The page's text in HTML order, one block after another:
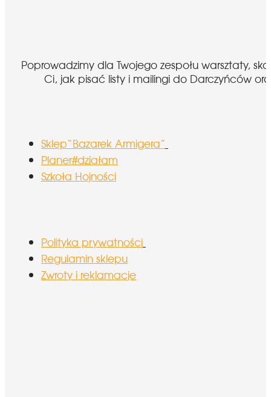
Poprowadzimy dla Twojego zespołu warsztaty,
Ci, jak pisać listy i mailingi do Darczyńców
Sklep“Bazarek Armigera”
Planer#działam
Szkoła Hojności
Polityka prywatności
Regulamin sklepu
Zwroty i reklamacje